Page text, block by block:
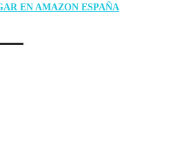
EN AMAZON ESPAÑA